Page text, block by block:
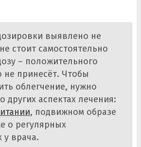
выявлено не
стоит самостоятельно
– положительного
не принесёт. Чтобы
облегчение, нужно
других аспектах лечения:
, подвижном образе
о регулярных
у врача.